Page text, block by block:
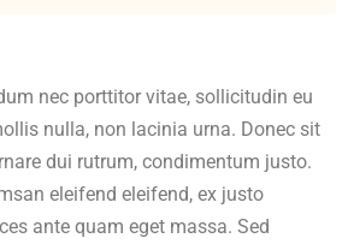
nec porttitor vitae, sollicitudin eu
nulla, non lacinia urna. Donec sit
dui rutrum, condimentum justo.
eleifend eleifend, ex justo
ante quam eget massa. Sed